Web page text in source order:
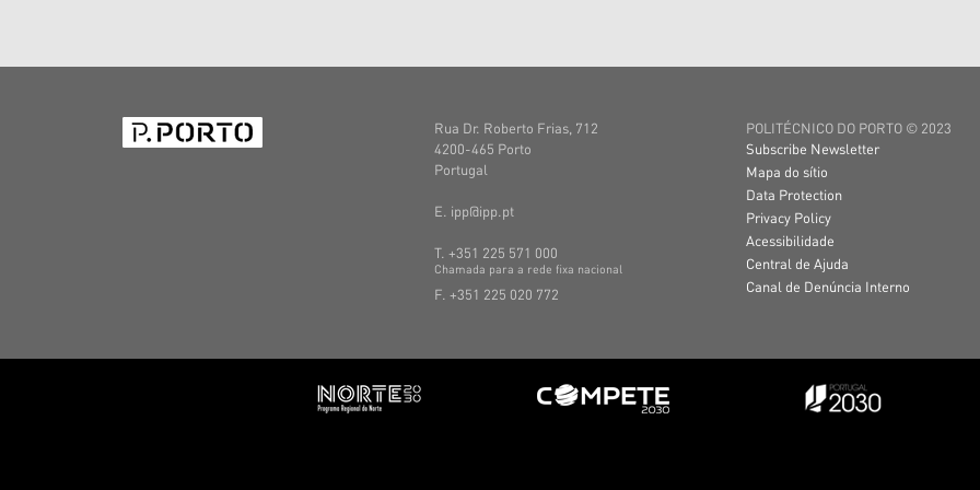
Rua Dr. Roberto Frias, 712
4200-465 Porto
Portugal
E. ipp@ipp.pt
T. +351 225 571 000
Chamada para a rede fixa nacional
F. +351 225 020 772
POLITÉCNICO DO PORTO © 2023
Subscribe Newsletter
Mapa do sítio
Data Protection
Privacy Policy
Acessibilidade
Central de Ajuda
Canal de Denúncia Interno